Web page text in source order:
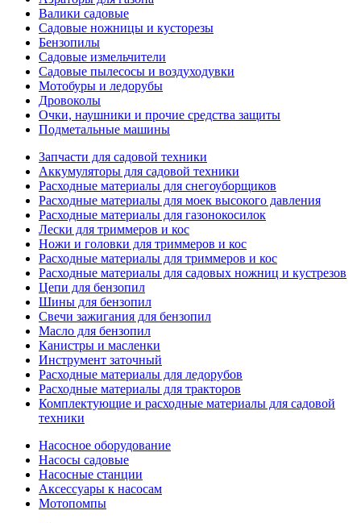
Валики садовые
Садовые ножницы и кусторезы
Бензопилы
Садовые измельчители
Садовые пылесосы и воздуходувки
Мотобуры и ледорубы
Дровоколы
Очки, наушники и прочие средства защиты
Подметальные машины
Запчасти для садовой техники
Аккумуляторы для садовой техники
Расходные материалы для снегоуборщиков
Расходные материалы для моек высокого давления
Расходные материалы для газонокосилок
Лески для триммеров и кос
Ножи и головки для триммеров и кос
Расходные материалы для триммеров и кос
Расходные материалы для садовых ножниц и кустрезов
Цепи для бензопил
Шины для бензопил
Свечи зажигания для бензопил
Масло для бензопил
Канистры и масленки
Инструмент заточный
Расходные материалы для ледорубов
Расходные материалы для тракторов
Комплектующие и расходные материалы для садовой
техники
Насосное оборудование
Насосы садовые
Насосные станции
Аксессуары к насосам
Мотопомпы